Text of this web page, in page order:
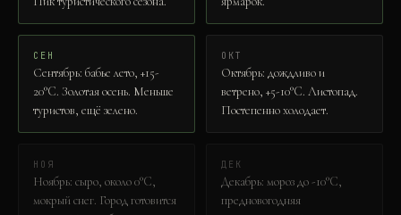
СЕН
Сентябрь: бабье лето, +15-
20°C. Золотая осень. Меньше
туристов, ещё зелено.
ОКТ
Октябрь: дождливо и
ветрено, +5-10°C. Листопад.
Постепенно холодает.
НОЯ
Ноябрь: сыро, около 0°C,
мокрый снег. Город готовится
ДЕК
Декабрь: мороз до -10°C,
предновогодняя